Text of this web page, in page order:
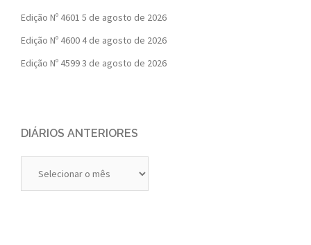
Edição Nº 4601 5 de agosto de 2026
Edição Nº 4600 4 de agosto de 2026
Edição Nº 45993 de agosto de 2026
DIÁRIOS ANTERIORES
Anteriores